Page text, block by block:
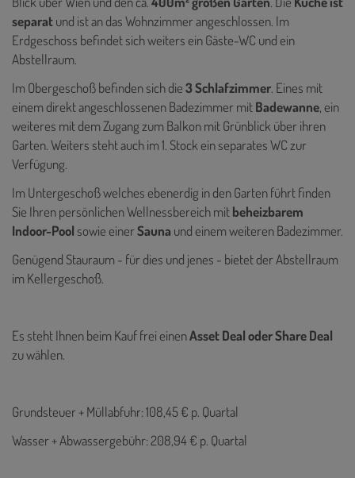
separatund ist an das Wohnzimmer angeschlossen. Im
Erdgeschoss befindet sich weiters ein Gäste-WC und ein
Abstellraum.
Im Obergeschoß befinden sich die3 Schlafzimmer. Eines mit
einem direkt angeschlossenen Badezimmer mitBadewanne, ein
weiteres mit dem Zugang zum Balkon mit Grünblick über ihren
Garten. Weiters steht auch im 1. Stock ein separates WC zur
Verfügung.
Im Untergeschoß welches ebenerdig in den Garten führt finden
Sie Ihren persönlichen Wellnessbereich mitbeheizbarem
Indoor-Pool sowie einerSauna und einem weiteren Badezimmer.
Genügend Stauraum - für dies und jenes - bietet der Abstellraum
im Kellergeschoß.
Es steht Ihnen beim Kauf frei einenAsset Deal oder Share Deal
zu wählen.
Grundsteuer + Müllabfuhr: 108,45 € p. Quartal
Wasser + Abwassergebühr: 208,94 € p. Quartal